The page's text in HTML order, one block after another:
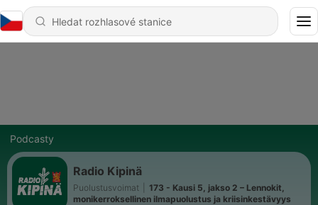
Podcasty
Radio Kipinä
Puolustusvoimat
173 - Kausi 5, jakso 2 – Lennokit,
monikerroksellinen ilmapuolustus ja kriisinkestävyys